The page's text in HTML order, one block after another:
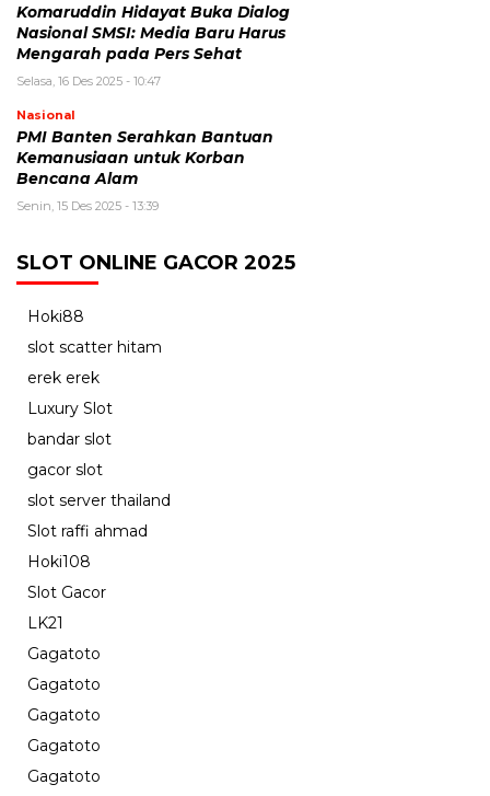
Komaruddin Hidayat Buka Dialog
Nasional SMSI: Media Baru Harus
Mengarah pada Pers Sehat
Selasa, 16 Des 2025 - 10:47
Nasional
PMI Banten Serahkan Bantuan
Kemanusiaan untuk Korban
Bencana Alam
Senin, 15 Des 2025 - 13:39
SLOT ONLINE GACOR 2025
Hoki88
slot scatter hitam
erek erek
Luxury Slot
bandar slot
gacor slot
slot server thailand
Slot raffi ahmad
Hoki108
Slot Gacor
LK21
Gagatoto
Gagatoto
Gagatoto
Gagatoto
Gagatoto